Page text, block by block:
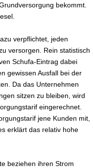
bekommt.
verpflichtet, jeden
versorgen. Rein statistisch
Schufa-Eintrag dabei
gewissen Ausfall bei der
Da das Unternehmen
sitzen zu bleiben, wird
eingerechnet.
jene Kunden mit,
erklärt das relativ hohe
beziehen ihren Strom